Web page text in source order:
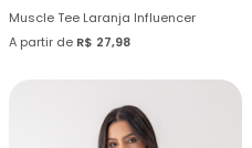
Muscle Tee Laranja Influencer
A partir de R$ 27,98